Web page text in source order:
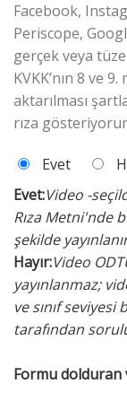
Facebook,
Periscope,
gerçek veya
KVKK’nın 8 ve
aktarılması
rıza
Evet
Evet:Video -
Rıza Metni'nde
şekilde
Hayır:Video
yayınlanmaz;
ve sınıf
tarafından
Formu